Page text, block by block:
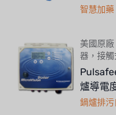
智慧加
美國原廠
器，接
爐導電
鍋爐排